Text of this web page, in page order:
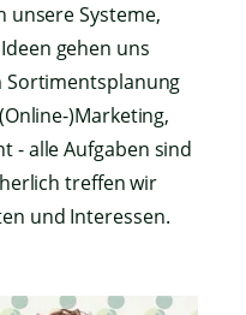
Systeme,
gehen uns
Sortimentsplanung
)Marketing,
- alle Aufgaben sind
treffen wir
und Interessen.